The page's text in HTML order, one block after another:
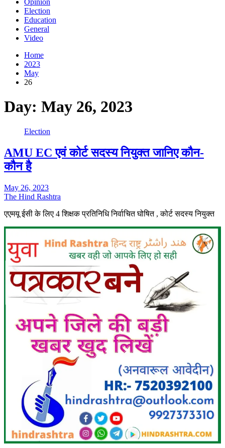
Election
Education
General
Video
Home
2023
May
26
Day: May 26, 2023
Election
AMU EC एवं कोर्ट सदस्य नियुक्त जानिए कौन-
कौन है
May 26, 2023
The Hind Rashtra
एएमयू ईसी के लिए 4 शिक्षक प्रतिनिधि निर्वाचित घोषित , कोर्ट सदस्य नियुक्त